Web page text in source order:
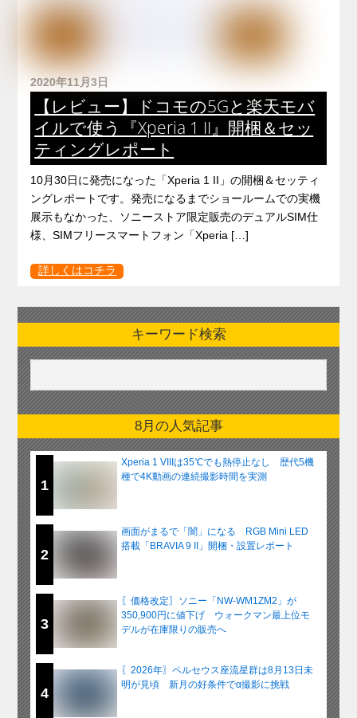
2020年11月3日
【レビュー】ドコモの5Gと楽天モバ
イルで使う『Xperia 1 II』開梱＆セッ
ティングレポート
10月30日に発売になった「Xperia 1 II」の開梱＆セッティ
ングレポートです。発売になるまでショールームでの実機
展示もなかった、ソニーストア限定販売のデュアルSIM仕
様、SIMフリースマートフォン「Xperia […]
詳しくはコチラ
キーワード検索
8月の人気記事
1
Xperia 1 VIIIは35℃でも熱停止なし 歴代5機
種で4K動画の連続撮影時間を実測
2
画面がまるで「闇」になる RGB Mini LED
搭載「BRAVIA 9 II」開梱・設置レポート
3
〖価格改定〗ソニー「NW-WM1ZM2」が
350,900円に値下げ ウォークマン最上位モ
デルが在庫限りの販売へ
4
〖2026年〗ペルセウス座流星群は8月13日未
明が見頃 新月の好条件でα撮影に挑戦